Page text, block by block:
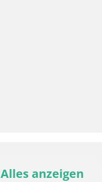
Alles anzeigen